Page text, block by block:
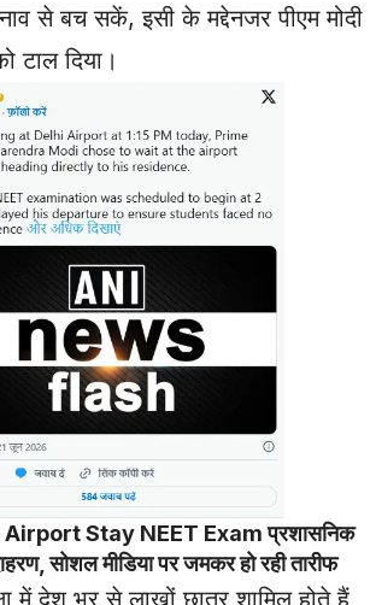
से बच सकें, इसी के मद्देनजर पीएम मोदी
टाल दिया।
AirportStay NEET Exam प्रशासनिक
सोशल मीडिया पर जमकर हो रही तारीफ
में देश भर से लाखों छात्र शामिल होते हैं